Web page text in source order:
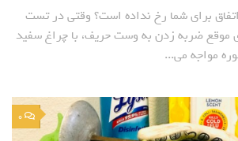
برای شما رخ نداده است؟ وقتی در تست
ضربه زدن به وست حریف، با چراغ سفید
مواجه می...
0